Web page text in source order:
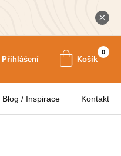
Přihlášení Košík
0
Blog / Inspirace Kontakt